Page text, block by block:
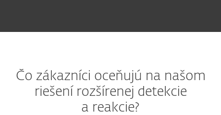
Čo zákazníci oceňujú na našom
riešení rozšírenej detekcie
a reakcie?